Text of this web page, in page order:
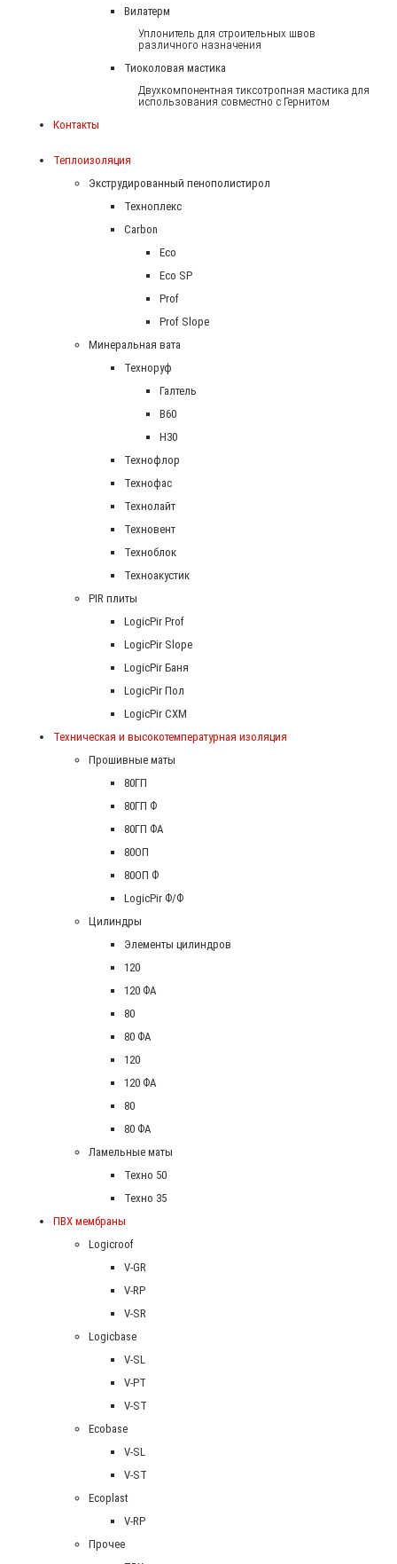
Вилатерм
Уплонитель для строительных швов
различного назначения
Тиоколовая мастика
Двухкомпонентная тиксотропная мастика для
использования совместно с Гернитом
Контакты
Теплоизоляция
Экструдированный пенополистирол
Техноплекс
Carbon
Eco
Eco SP
Prof
Prof Slope
Минеральная вата
Техноруф
Галтель
В60
Н30
Технофлор
Технофас
Технолайт
Техновент
Техноблок
Техноакустик
PIR плиты
LogicPir Prof
LogicPir Slope
LogicPir Баня
LogicPir Пол
LogicPir СХМ
Техническая и высокотемпературная изоляция
Прошивные маты
80ГП
80ГП Ф
80ГП ФА
80ОП
80ОП Ф
LogicPir Ф/Ф
Цилиндры
Элементы цилиндров
120
120 ФА
80
80 ФА
120
120 ФА
80
80 ФА
Ламельные маты
Техно 50
Техно 35
ПВХ мембраны
Logicroof
V-GR
V-RP
V-SR
Logicbase
V-SL
V-PT
V-ST
Ecobase
V-SL
V-ST
Ecoplast
V-RP
Прочее